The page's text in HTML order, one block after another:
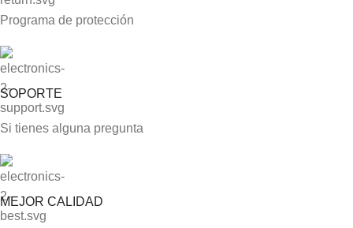
Programa de protección
SOPORTE
Si tienes alguna pregunta
MEJOR CALIDAD